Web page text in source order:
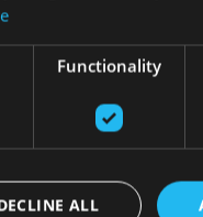
Functionality
ALL